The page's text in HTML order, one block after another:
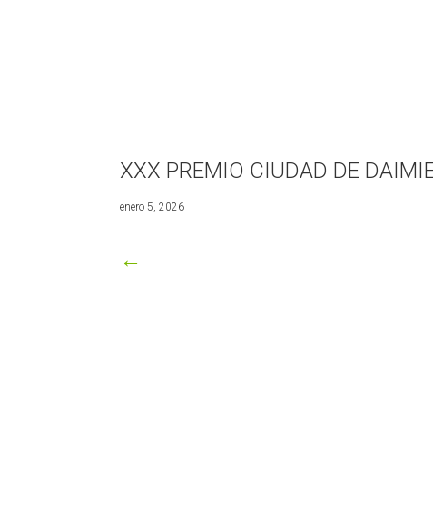
XXX PREMIO CIUDAD DE
enero 5, 2026enero
←